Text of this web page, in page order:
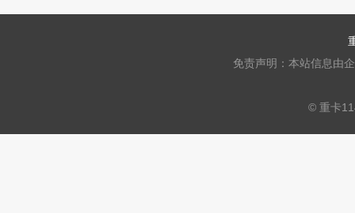
免责声明：本站信息由
© 重卡